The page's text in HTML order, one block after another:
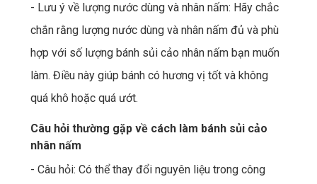
- Lưu ý về lượng nước dùng và nhân nấm: Hãy chắc
chắn rằng lượng nước dùng và nhân nấm đủ và phù
hợp với số lượng bánh sủi cảo nhân nấm bạn muốn
làm. Điều này giúp bánh có hương vị tốt và không
quá khô hoặc quá ướt.
Câu hỏi thường gặp về cách làm bánh sủi cảo
nhân nấm
- Câu hỏi: Có thể thay đổi nguyên liệu trong công